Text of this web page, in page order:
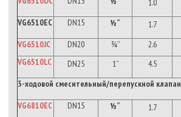
1.0
VG6510EC
DN15 ½” 1.7
VG6510JC
DN20 ¾” 2.6
VG6510LC
DN25 1” 4.5
3-ходовой смесительный/перепускной клапан
VG6810EC
DN15 ½” 1.7